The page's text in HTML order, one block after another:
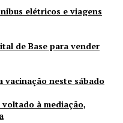
elétricos e viagens
de Base para vender
vacinação neste sábado
à mediação,